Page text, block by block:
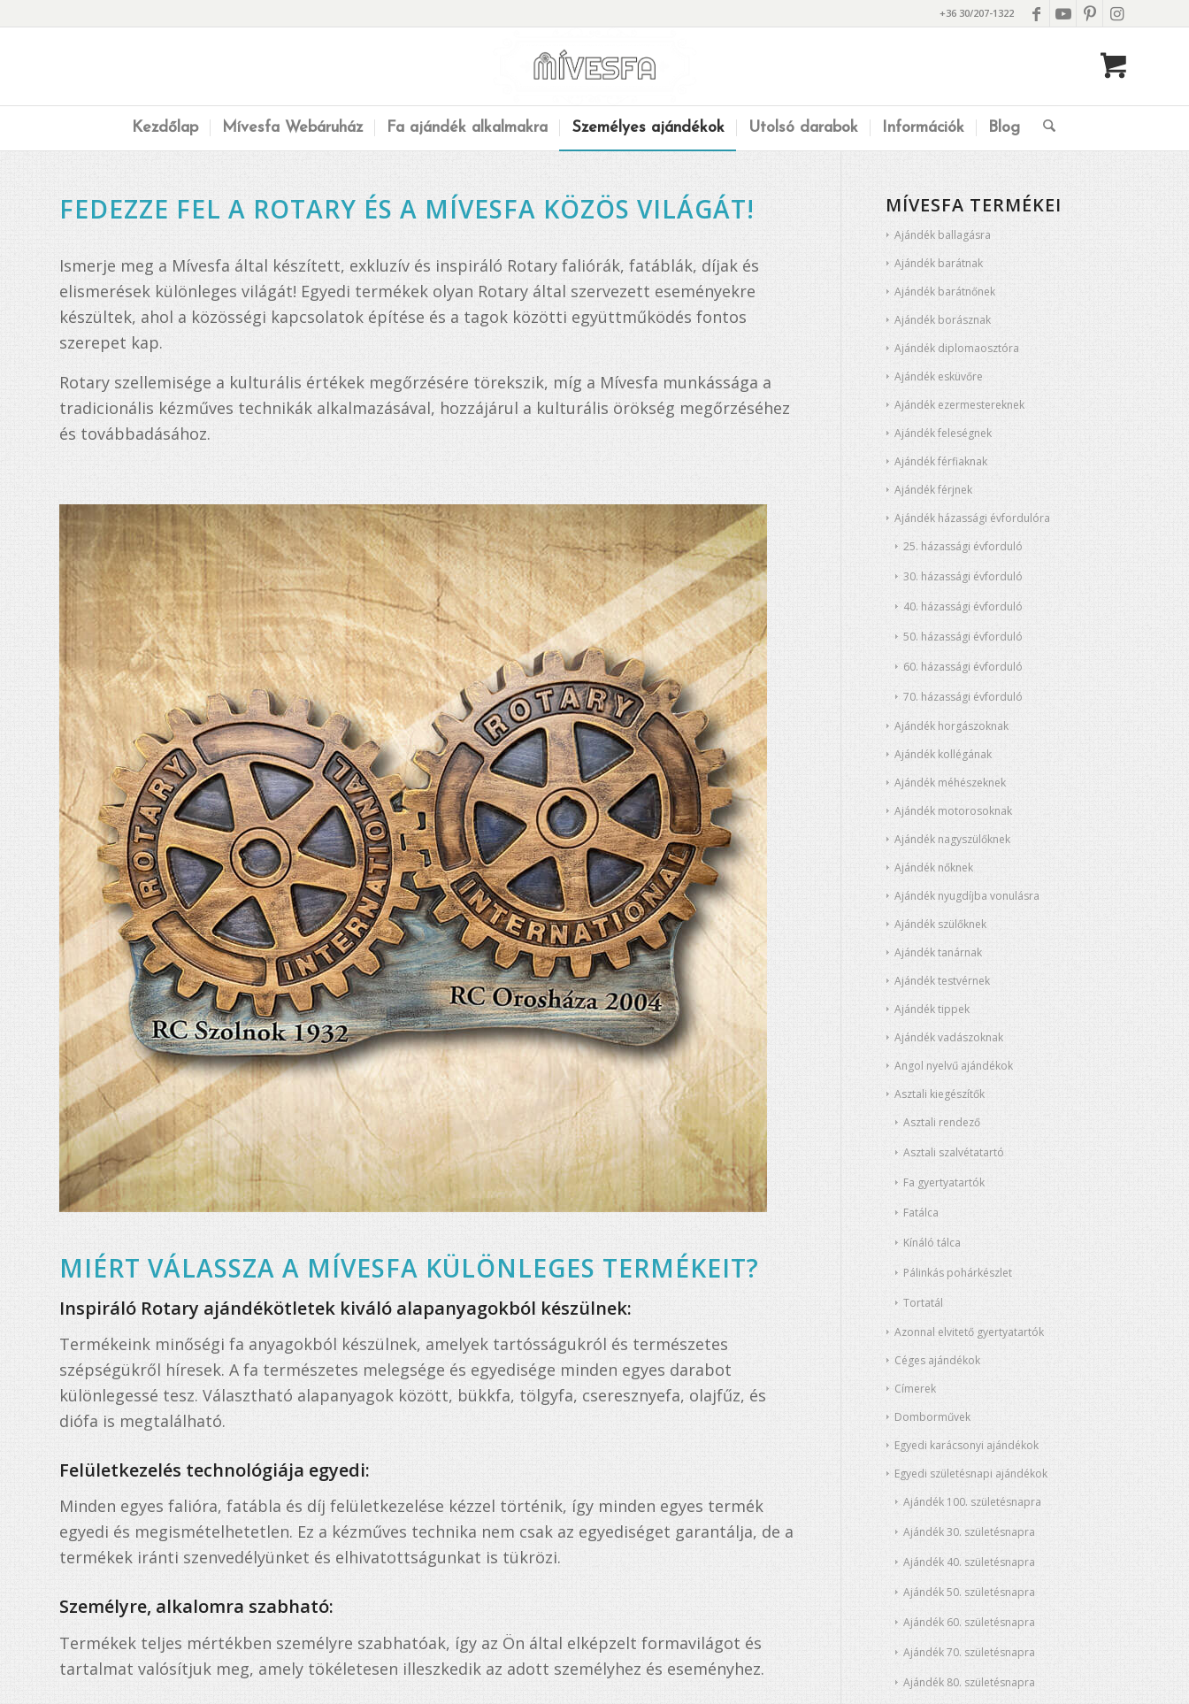
+36 30/207-1322
Kezdőlap Mívesfa Webáruház Fa ajándék alkalmakra Személyes ajándékok Utolsó darabok Információk Blog
FEDEZZE FEL A ROTARY ÉS A MÍVESFA KÖZÖS VILÁGÁT!
Ismerje meg a Mívesfa által készített, exkluzív és inspiráló Rotary faliórák, fatáblák, díjak és
elismerések különleges világát! Egyedi termékek olyan Rotary által szervezett eseményekre
készültek, ahol a közösségi kapcsolatok építése és a tagok közötti együttműködés fontos
szerepet kap.
Rotary szellemisége a kulturális értékek megőrzésére törekszik, míg a Mívesfa munkássága a
tradicionális kézműves technikák alkalmazásával, hozzájárul a kulturális örökség megőrzéséhez
és továbbadásához.
MIÉRT VÁLASSZA A MÍVESFA KÜLÖNLEGES TERMÉKEIT?
Inspiráló Rotary ajándékötletek kiváló alapanyagokból készülnek:
Termékeink minőségi fa anyagokból készülnek, amelyek tartósságukról és természetes
szépségükről híresek. A fa természetes melegsége és egyedisége minden egyes darabot
különlegessé tesz. Választható alapanyagok között, bükkfa, tölgyfa, cseresznyefa, olajfűz, és
diófa is megtalálható.
Felületkezelés technológiája egyedi:
Minden egyes falióra, fatábla és díj felületkezelése kézzel történik, így minden egyes termék
egyedi és megismételhetetlen. Ez a kézműves technika nem csak az egyediséget garantálja, de a
termékek iránti szenvedélyünket és elhivatottságunkat is tükrözi.
Személyre, alkalomra szabható:
Termékek teljes mértékben személyre szabhatóak, így az Ön által elképzelt formavilágot és
tartalmat valósítjuk meg, amely tökéletesen illeszkedik az adott személyhez és eseményhez.
MÍVESFA TERMÉKEI
Ajándék ballagásra
Ajándék barátnak
Ajándék barátnőnek
Ajándék borásznak
Ajándék diplomaosztóra
Ajándék esküvőre
Ajándék ezermestereknek
Ajándék feleségnek
Ajándék férfiaknak
Ajándék férjnek
Ajándék házassági évfordulóra
25. házassági évforduló
30. házassági évforduló
40. házassági évforduló
50. házassági évforduló
60. házassági évforduló
70. házassági évforduló
Ajándék horgászoknak
Ajándék kollégának
Ajándék méhészeknek
Ajándék motorosoknak
Ajándék nagyszülőknek
Ajándék nőknek
Ajándék nyugdíjba vonulásra
Ajándék szülőknek
Ajándék tanárnak
Ajándék testvérnek
Ajándék tippek
Ajándék vadászoknak
Angol nyelvű ajándékok
Asztali kiegészítők
Asztali rendező
Asztali szalvétatartó
Fa gyertyatartók
Fatálca
Kínáló tálca
Pálinkás pohárkészlet
Tortatál
Azonnal elvitető gyertyatartók
Céges ajándékok
Címerek
Domborművek
Egyedi karácsonyi ajándékok
Egyedi születésnapi ajándékok
Ajándék 100. születésnapra
Ajándék 30. születésnapra
Ajándék 40. születésnapra
Ajándék 50. születésnapra
Ajándék 60. születésnapra
Ajándék 70. születésnapra
Ajándék 80. születésnapra